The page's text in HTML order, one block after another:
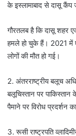
के इस्लामाबाद से दासू कैंप
गौरतलब है कि दासू शहर
हमले हो चुके हैं। 2021 में
लोगों की मौत हो गई।
2. अंतरराष्ट्रीय बलूच
बलूचिस्तान पर
पैमाने पर विरोध प्रदर्शन
3. रूसी राष्ट्रपति